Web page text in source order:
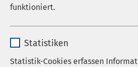
funktioniert.
Anbieter sgalinski
Statistiken
Statistik-Cookies erfassen